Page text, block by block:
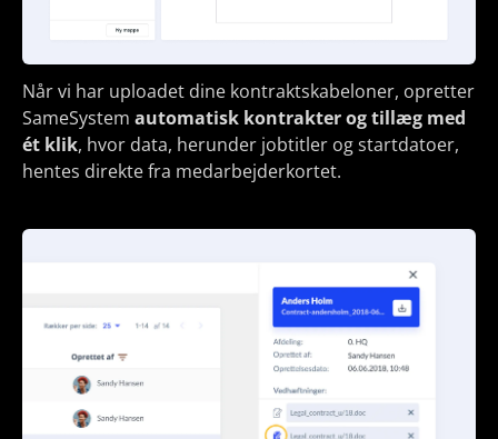
Når vi har uploadet dine kontraktskabeloner, opretter
SameSystem automatisk kontrakter og tillæg med
ét klik, hvor data, herunder jobtitler og startdatoer,
hentes direkte fra medarbejderkortet.